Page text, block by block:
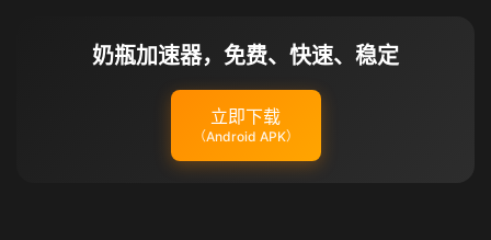
奶瓶加速器，免费、快速、稳定
立即下载
（Android APK）